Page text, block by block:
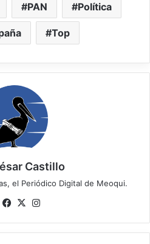
PAN Política
Top
Castillo
el Periódico Digital de Meoqui.
We
te
Fa
bo
X
ra